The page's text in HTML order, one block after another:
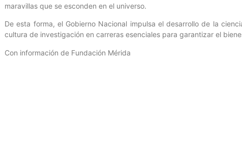
maravillas que se esconden en el universo.
De esta forma, el Gobierno Nacional impulsa el desarrollo de la
cultura de investigación en carreras esenciales para garantizar el
Con información de Fundación Mérida